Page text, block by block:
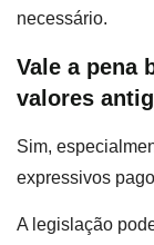
necessário.
Vale a pena
valores
Sim,
expressivos
A legislação